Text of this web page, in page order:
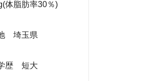
脂肪率30％)
埼玉県
歴 短大